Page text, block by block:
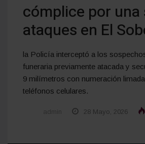
cómplice por una
ataques en El
la Policía interceptó a los
funeraria previamente atacada y
9 milímetros con numeración
teléfonos celulares.
28 Mayo, 2026